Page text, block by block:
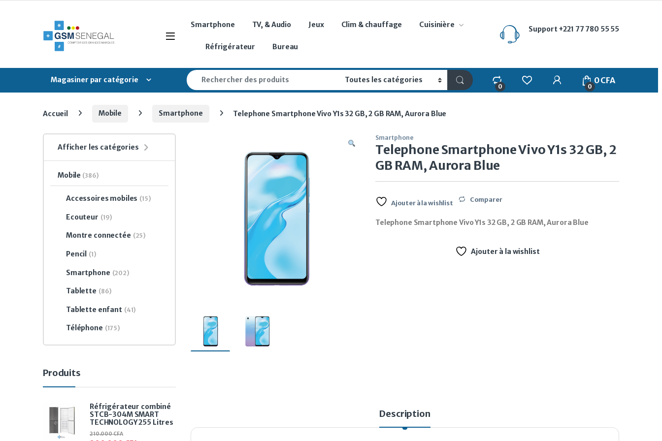
Open
Smartphone TV, & Audio Jeux Clim & chauffage Cuisinière
Réfrigérateur Bureau
Support +221 77 780 55 55
Magasiner par catégorie
Search for:
0
My Account
0
0CFA
Accueil Mobile Smartphone Telephone Smartphone Vivo Y1s 32 GB, 2 GB RAM, Aurora Blue
Smartphone
Telephone Smartphone Vivo Y1s 32 GB, 2
GB RAM, Aurora Blue
Ajouter à la wishlist Comparer
Telephone Smartphone Vivo Y1s 32 GB, 2 GB RAM, Aurora Blue
Ajouter à la wishlist
Description
Afficher les catégories
Mobile (386)
Accessoires mobiles (15)
Ecouteur (19)
Montre connectée (25)
Pencil (1)
Smartphone (202)
Tablette (86)
Tablette enfant (41)
Téléphone (175)
Produits
Réfrigérateur combiné
STCB-304M SMART
TECHNOLOGY 255 Litres
210.000CFA